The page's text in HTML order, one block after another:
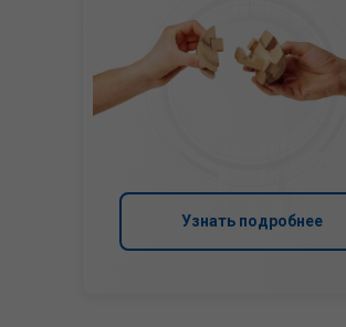
Узнать подробнее